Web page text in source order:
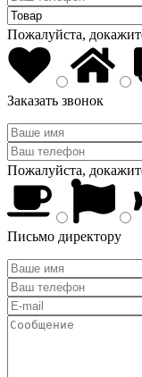
Пожалуйста,
Заказать звонок
Пожалуйста,
Письмо директору